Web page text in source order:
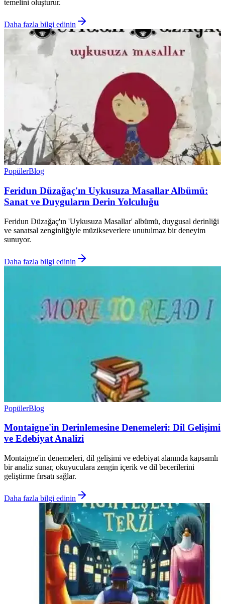
temelini oluşturur.
Daha fazla bilgi edinin
PopülerBlog
Feridun Düzağaç'ın Uykusuza Masallar Albümü:
Sanat ve Duyguların Derin Yolculuğu
Feridun Düzağaç'ın 'Uykusuza Masallar' albümü, duygusal derinliği
ve sanatsal zenginliğiyle müzikseverlere unutulmaz bir deneyim
sunuyor.
Daha fazla bilgi edinin
PopülerBlog
Montaigne'in Derinlemesine Denemeleri: Dil Gelişimi
ve Edebiyat Analizi
Montaigne'in denemeleri, dil gelişimi ve edebiyat alanında kapsamlı
bir analiz sunar, okuyuculara zengin içerik ve dil becerilerini
geliştirme fırsatı sağlar.
Daha fazla bilgi edinin